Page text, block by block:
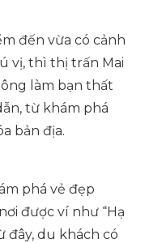
đến vừa có cảnh
vị, thì thị trấn Mai
làm bạn thất
từ khám phá
bản địa.
phá vẻ đẹp
được ví như “Hạ
đây, du khách có